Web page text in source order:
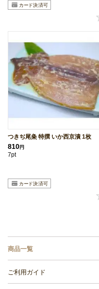
つきぢ尾粂 特撰 いか西京漬 1枚
810円
7pt
商品一覧
ご利用ガイド